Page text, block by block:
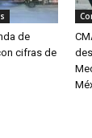
de
cifras de